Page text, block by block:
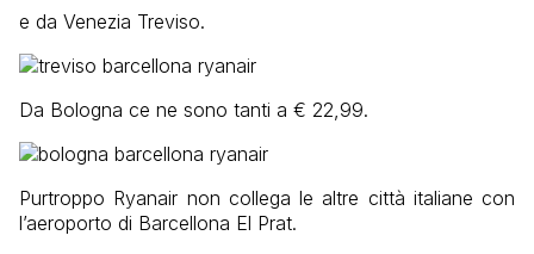
e da Venezia Treviso.
Da Bologna ce ne sono tanti a € 22,99.
Purtroppo Ryanair non collega le altre città italiane con
l’aeroporto di Barcellona El Prat.